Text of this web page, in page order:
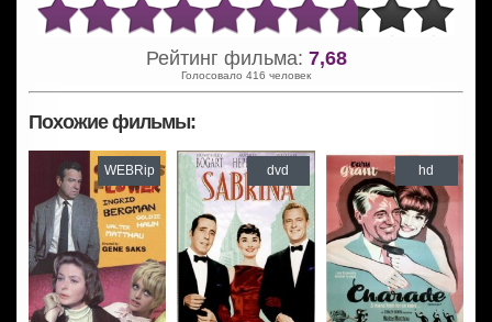
Рейтинг фильма: 7,68
Голосовало 416 человек
Похожие фильмы:
WEBRip dvd hd